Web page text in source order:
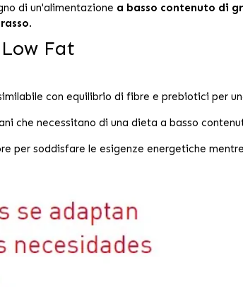
di un'alimentazione a basso contenuto di
.
Fat
con equilibrio di fibre e prebiotici per
che necessitano di una dieta a basso
per soddisfare le esigenze energetiche